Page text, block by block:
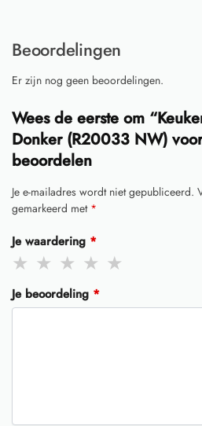
Beoordelingen
Er zijn nog geen beoordelingen.
Wees de eerste om
Donker (R20033 NW)
beoordelen
Je e-mailadres wordt niet gepubliceerd.
gemarkeerd met *
Je waardering *
Je beoordeling *